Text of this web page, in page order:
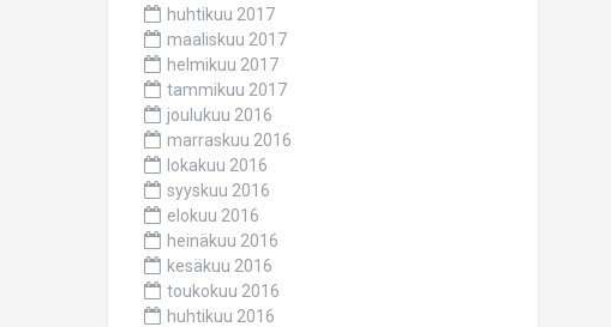
huhtikuu 2017
maaliskuu 2017
helmikuu 2017
tammikuu 2017
joulukuu 2016
marraskuu 2016
lokakuu 2016
syyskuu 2016
elokuu 2016
heinäkuu 2016
kesäkuu 2016
toukokuu 2016
huhtikuu 2016